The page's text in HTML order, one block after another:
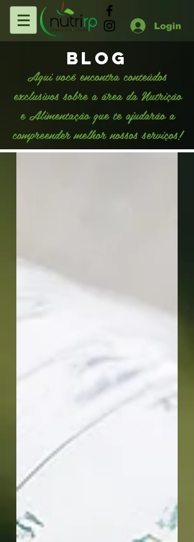
Login
BLOG
Aqui você encontra conteúdos
exclusivos sobre a área da Nutrição
e Alimentação que te ajudarão a
compreender melhor nossos serviços!